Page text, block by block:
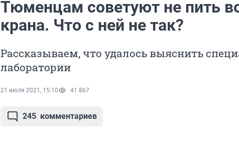
Тюменцам советуют не пить
крана. Что с ней не так?
Рассказываем, что удалось выяснить
лаборатории
21 июля 2021, 15:10 41 867
245 комментариев